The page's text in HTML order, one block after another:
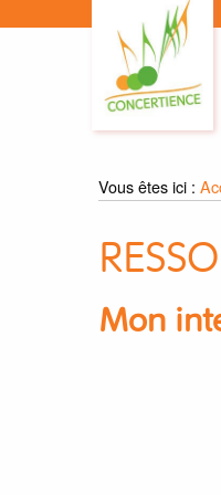
Vous êtes ici :
Mon